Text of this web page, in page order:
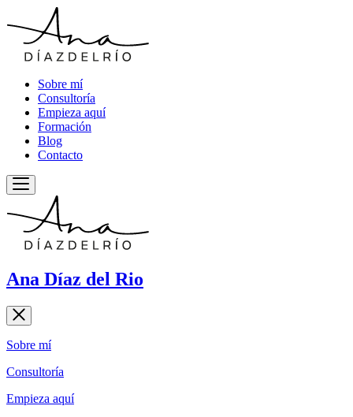
Sobre mí
Consultoría
Empieza aquí
Formación
Blog
Contacto
Ana Díaz del Rio
Sobre mí
Consultoría
Empieza aquí